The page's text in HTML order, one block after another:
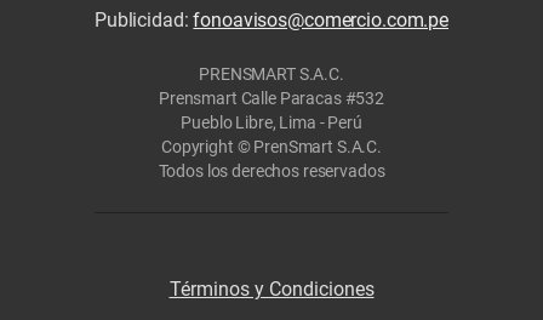
Publicidad:fonoavisos@comercio.com.pe
PRENSMART S.A.C.
Prensmart Calle Paracas #532
Pueblo Libre, Lima - Perú
Copyright © PrenSmart S.A.C.
Todos los derechos reservados
Términos y Condiciones